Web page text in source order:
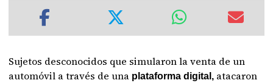
Sujetos desconocidos que simularon la venta de un
automóvil a través de una plataforma digital, atacaron